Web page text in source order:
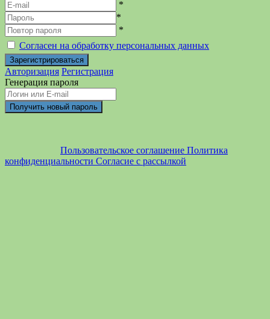
*
*
*
Согласен на обработку персональных данных
Авторизация Регистрация
Генерация пароля
Пользовательское соглашение Политика
конфиденциальности Согласие с рассылкой